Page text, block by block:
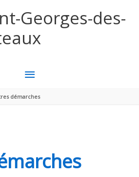
Georges-des-
MENU
PRINCIPAL
démarches